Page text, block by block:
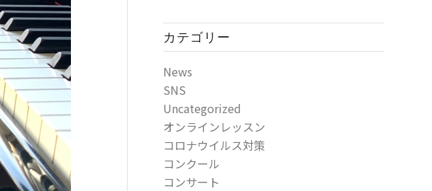
カテゴリー
News
SNS
Uncategorized
オンラインレッスン
コロナウイルス対策
コンクール
コンサート